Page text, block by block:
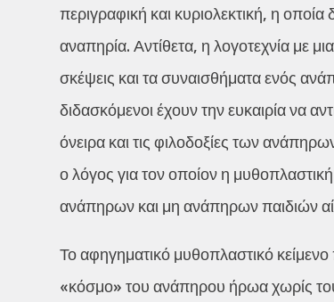
περιγραφική και κυριολεκτική, η
αναπηρία. Αντίθετα, η λογοτεχνία με
σκέψεις και τα συναισθήματα ενός
διδασκόμενοι έχουν την ευκαιρία να
όνειρα και τις φιλοδοξίες των
ο λόγος για τον οποίον η
ανάπηρων και μη ανάπηρων παιδιών
Το αφηγηματικό μυθοπλαστικό
«κόσμο» του ανάπηρου ήρωα χωρίς